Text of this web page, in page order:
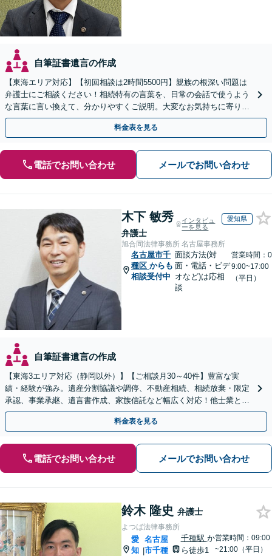
自筆証書遺言の作成
【東海エリア対応】【初回相談は2時間5500円】親族の根深い問題は
弁護士にご相談ください！相続特有の言葉を、日常の会話で使うよう
な言葉に言い換えて、分かりやすくご説明。大変なお気持ちに寄り添
い、納得できる解決を目指します
料金表を見る
電話でお問い合わせ メールでお問い合わせ
木下 敏秀
弁護士
インタビュ
ーを見る
愛知県
旭合同法律事務所 名古屋事務所
名古屋市千
種区 からも
相談受付中
面談方法(対
面・電話・ビデ
オなど)は応相
談
営業時間：0
9:00~17:00
（平日）
自筆証書遺言の作成
【東海3エリア対応（静岡以外）】【ご相談月30～40件】豊富な実
績・経験が強み。遺産分割協議や調停、不動産相続、相続放棄・限定
承認、事業承継、遺言書作成、家族信託など幅広く対応！他士業と連
携して円滑な問題解決を目指します。【初回面談無料】
料金表を見る
電話でお問い合わせ メールでお問い合わせ
鈴木 隆史 弁護士
よつば法律事務所
愛
知 |
名古屋
市千種
千種駅 か
ら徒歩1
営業時間：09:00
~21:00（平日）